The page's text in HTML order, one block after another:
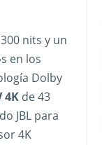
nits y un
en los
Dolby
4K de 43
JBL para
4K